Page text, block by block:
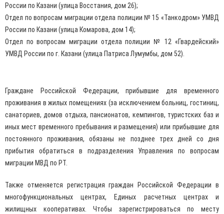
России по Казани (улица Восстания, дом 26);
Отдел по вопросам миграции отдела полиции № 15 «Танкодром» УМВД
России по Казани (улица Комарова, дом 14);
Отдел по вопросам миграции отдела полиции № 12 «Гвардейский»
УМВД России по г. Казани (улица Патриса Лумумбы, дом 52).
Граждане Российской Федерации, прибывшие для временного
проживания в жилых помещениях (за исключением больниц, гостиниц,
санаториев, домов отдыха, пансионатов, кемпингов, туристских баз и
иных мест временного пребывания и размещения) или прибывшие для
постоянного проживания, обязаны не позднее трех дней со дня
прибытия обратиться в подразделения Управления по вопросам
миграции МВД по РТ.
Также отменяется регистрация граждан Российской Федерации в
многофункциональных центрах, Единых расчетных центрах и
жилищных кооперативах. Чтобы зарегистрироваться по месту